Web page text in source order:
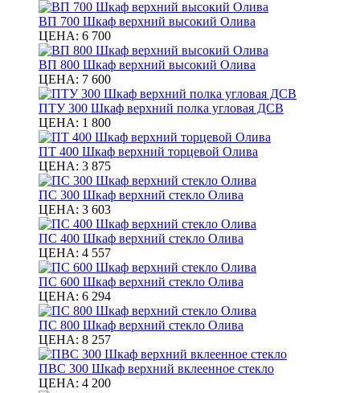
ВП 700 Шкаф верхний высокий Олива
ЦЕНА: 6 700
ВП 800 Шкаф верхний высокий Олива
ЦЕНА: 7 600
ПТУ 300 Шкаф верхний полка угловая ДСВ
ЦЕНА: 1 800
ПТ 400 Шкаф верхний торцевой Олива
ЦЕНА: 3 875
ПС 300 Шкаф верхний стекло Олива
ЦЕНА: 3 603
ПС 400 Шкаф верхний стекло Олива
ЦЕНА: 4 557
ПС 600 Шкаф верхний стекло Олива
ЦЕНА: 6 294
ПС 800 Шкаф верхний стекло Олива
ЦЕНА: 8 257
ПВС 300 Шкаф верхний вклеенное стекло
ЦЕНА: 4 200